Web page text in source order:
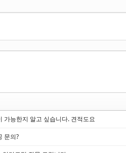
가능한지 알고 싶습니다. 견적도요
문의?